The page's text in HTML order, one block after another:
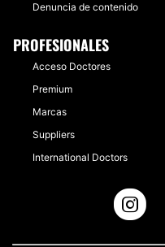
Denuncia de contenido
PROFESIONALES
Acceso Doctores
Premium
Marcas
Suppliers
International Doctors